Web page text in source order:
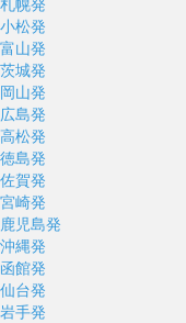
小松発
富山発
茨城発
岡山発
広島発
高松発
徳島発
佐賀発
宮崎発
鹿児島発
沖縄発
函館発
仙台発
岩手発